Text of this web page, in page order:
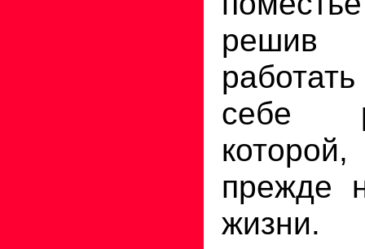
решив
себе
прежде
жизни.